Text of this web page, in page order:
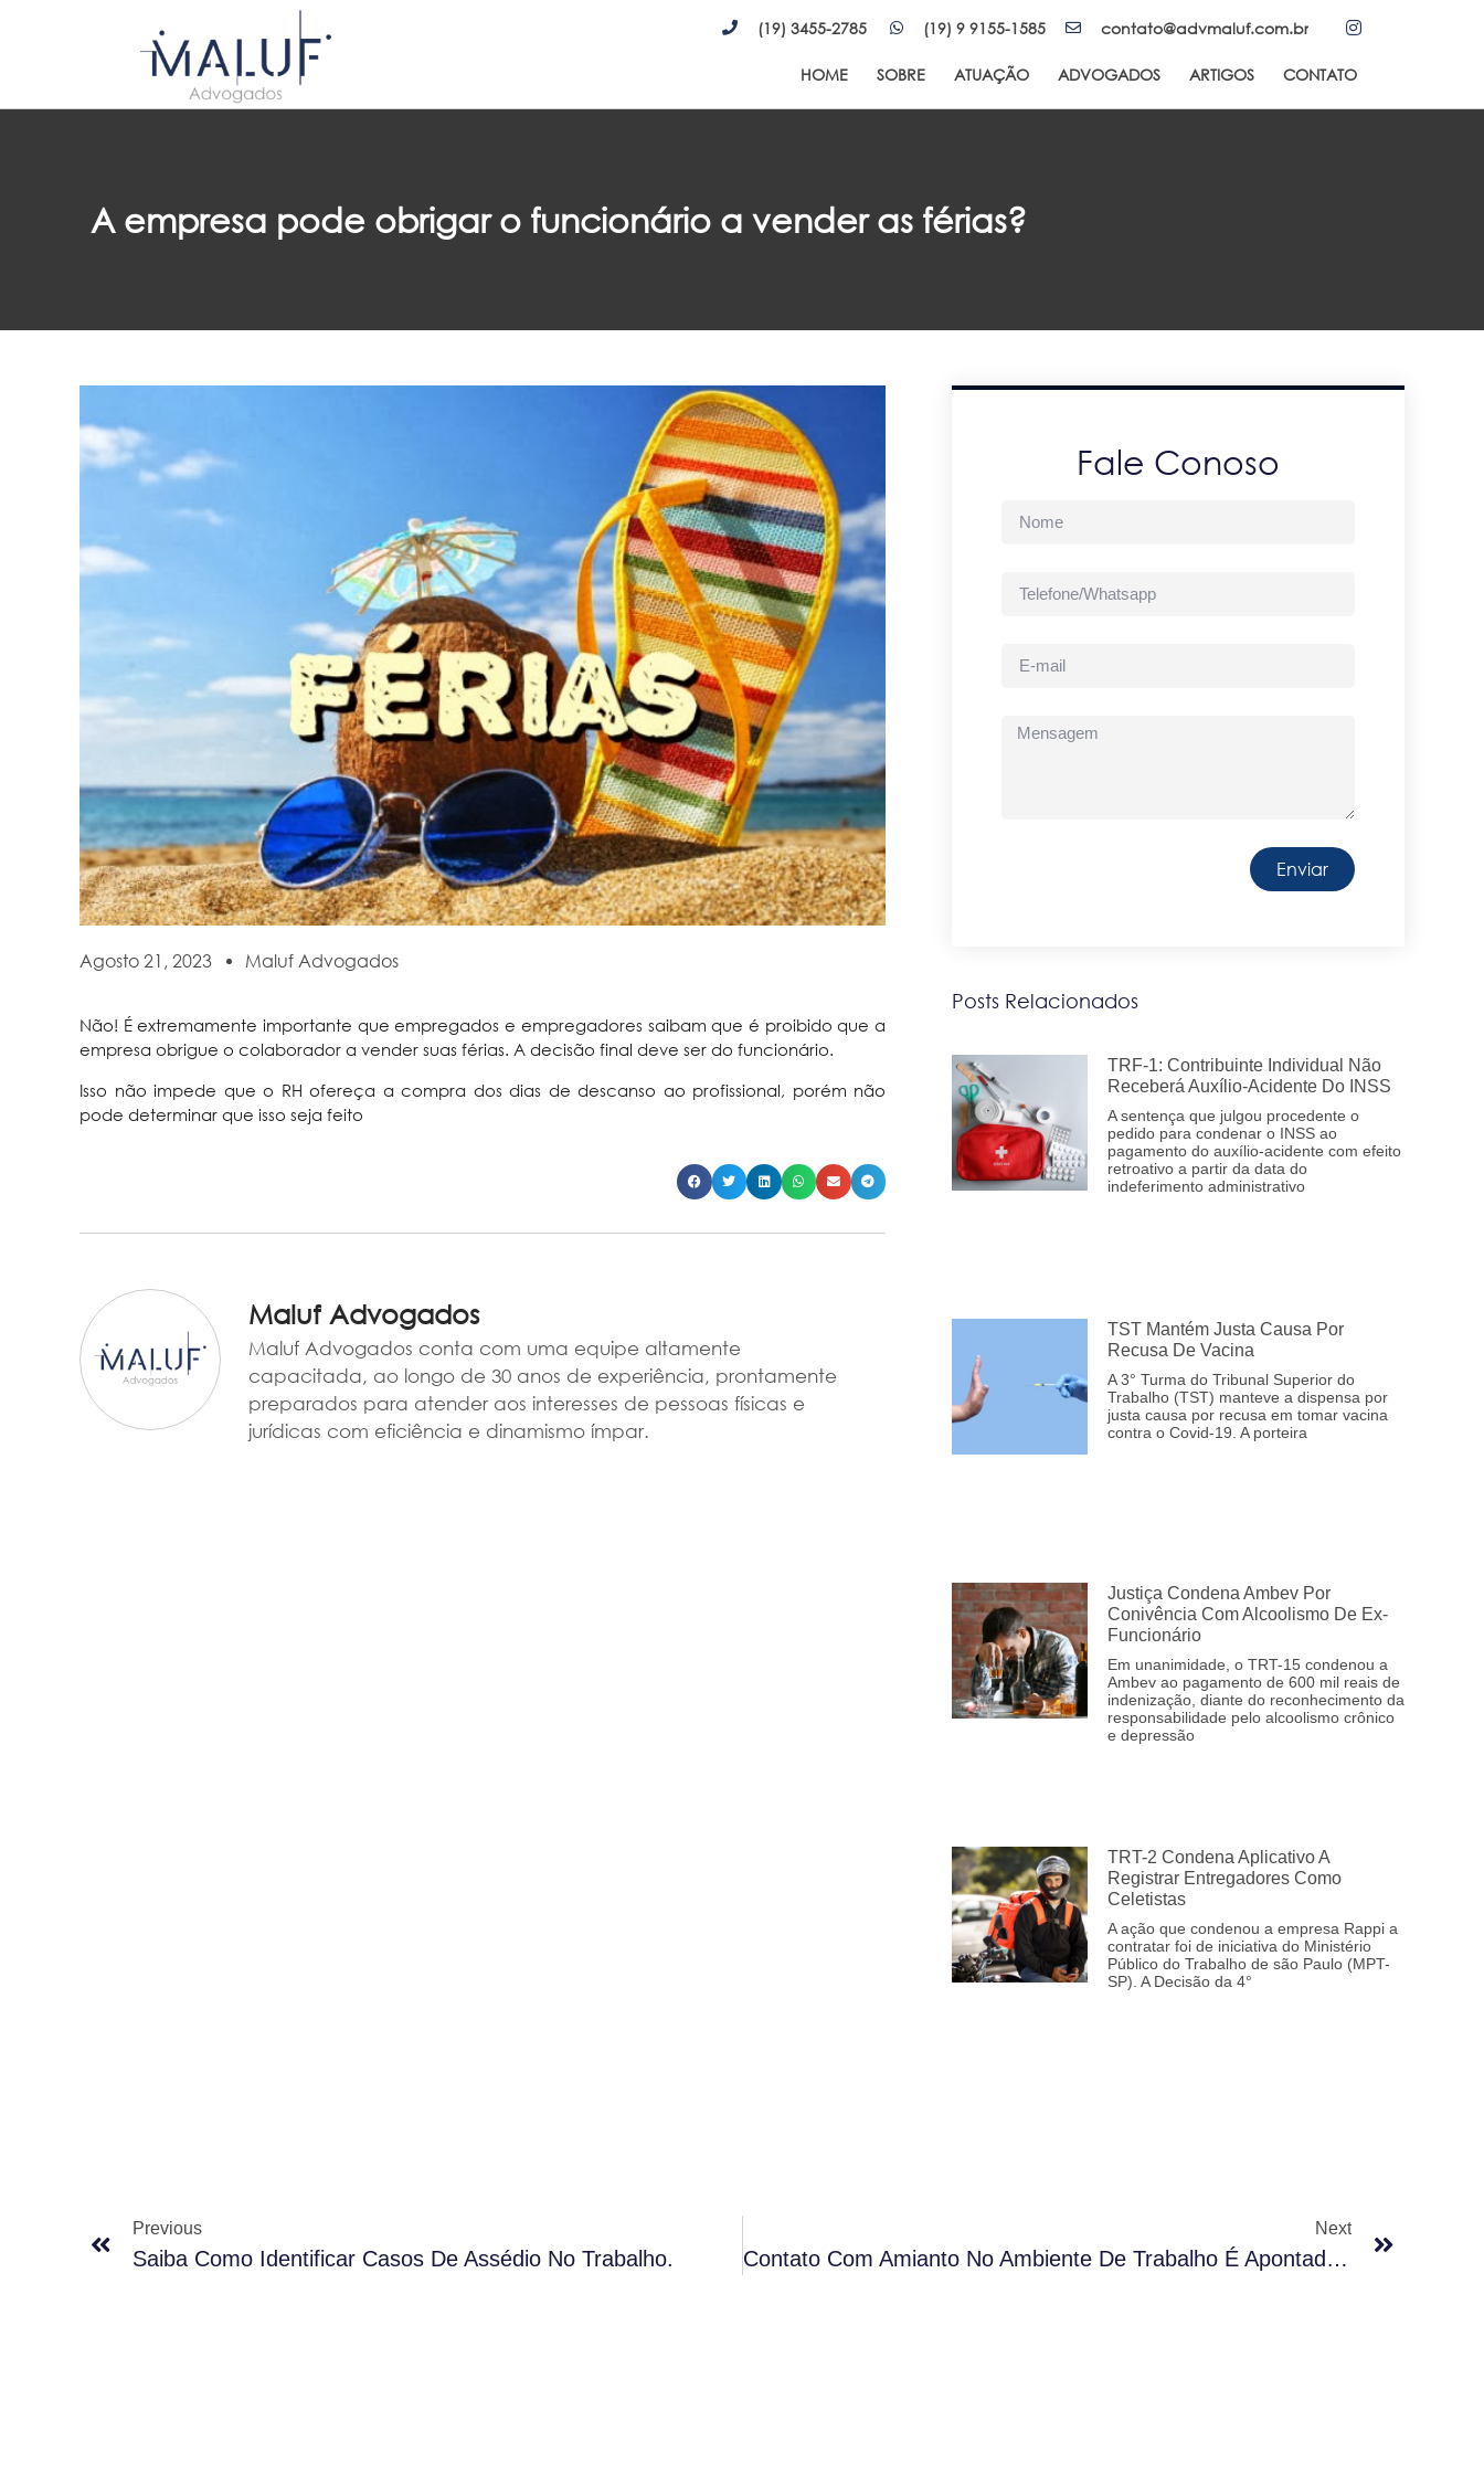
(19) 3455-2785 (19) 9 9155-1585 contato@advmaluf.com.br
HOME SOBRE ATUAÇÃO ADVOGADOS ARTIGOS CONTATO
A empresa pode obrigar o funcionário a vender as férias?
Agosto 21, 2023 Maluf Advogados
Não! É extremamente importante que empregados e empregadores saibam que é proibido que a
empresa obrigue o colaborador a vender suas férias. A decisão final deve ser do funcionário.
Isso não impede que o RH ofereça a compra dos dias de descanso ao profissional, porém não
pode determinar que isso seja feito
Maluf Advogados
Maluf Advogados conta com uma equipe altamente
capacitada, ao longo de 30 anos de experiência, prontamente
preparados para atender aos interesses de pessoas físicas e
jurídicas com eficiência e dinamismo ímpar.
Fale Conoso
Enviar
Posts Relacionados
TRF-1: Contribuinte Individual Não
Receberá Auxílio-Acidente Do INSS
A sentença que julgou procedente o
pedido para condenar o INSS ao
pagamento do auxílio-acidente com efeito
retroativo a partir da data do
indeferimento administrativo
TST Mantém Justa Causa Por
Recusa De Vacina
A 3° Turma do Tribunal Superior do
Trabalho (TST) manteve a dispensa por
justa causa por recusa em tomar vacina
contra o Covid-19. A porteira
Justiça Condena Ambev Por
Conivência Com Alcoolismo De Ex-
Funcionário
Em unanimidade, o TRT-15 condenou a
Ambev ao pagamento de 600 mil reais de
indenização, diante do reconhecimento da
responsabilidade pelo alcoolismo crônico
e depressão
TRT-2 Condena Aplicativo A
Registrar Entregadores Como
Celetistas
A ação que condenou a empresa Rappi a
contratar foi de iniciativa do Ministério
Público do Trabalho de são Paulo (MPT-
SP). A Decisão da 4°
Previous
Saiba Como Identificar Casos De Assédio No Trabalho.
Next
Contato Com Amianto No Ambiente De Trabalho É Apontado Como Causa Da Morte De Operário, Entenda: